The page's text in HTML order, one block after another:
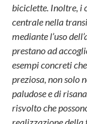
biciclette. Inoltre, i
centrale nella
mediante l’uso
prestano ad
esempi concreti
preziosa, non solo
paludose e di
risvolto che